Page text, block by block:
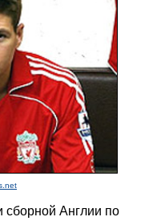
сборной Англии по